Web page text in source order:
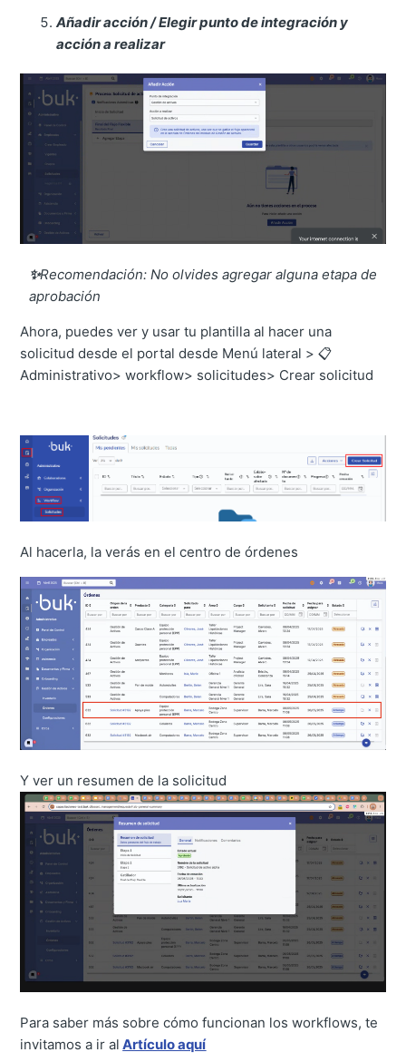
Añadir acción / Elegir punto de integración y
acción a realizar
✨Recomendación: No olvides agregar alguna etapa de
aprobación
Ahora, puedes ver y usar tu plantilla al hacer una
solicitud desde el portal desde Menú lateral > 📋
Administrativo> workflow> solicitudes> Crear solicitud
Al hacerla, la verás en el centro de órdenes
Y ver un resumen de la solicitud
Para saber más sobre cómo funcionan los workflows, te
invitamos a ir al Artículo aquí